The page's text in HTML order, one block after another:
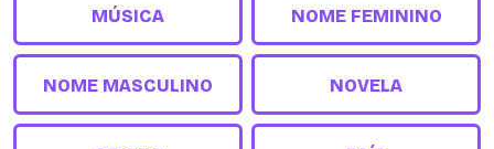
MÚSICA NOME FEMININO
NOME MASCULINO NOVELA